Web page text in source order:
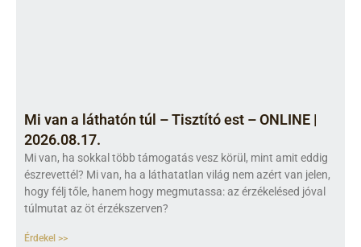
Mi van a láthatón túl – Tisztító est – ONLINE |
2026.08.17.
Mi van, ha sokkal több támogatás vesz körül, mint amit eddig
észrevettél? Mi van, ha a láthatatlan világ nem azért van jelen,
hogy félj tőle, hanem hogy megmutassa: az érzékelésed jóval
túlmutat az öt érzékszerven?
Érdekel >>